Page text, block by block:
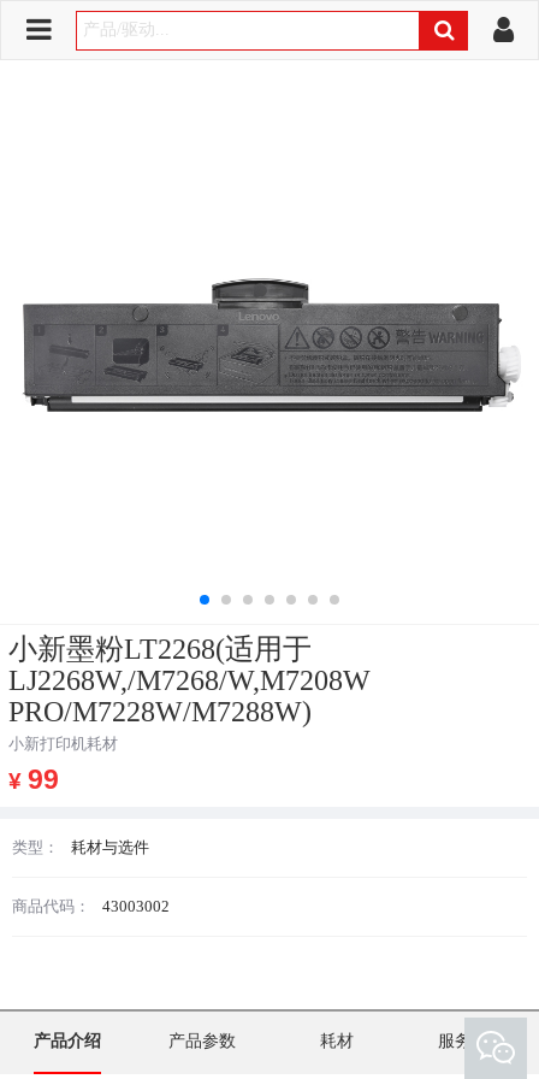
小新墨粉LT2268(适用于
LJ2268W,/M7268/W,M7208W
PRO/M7228W/M7288W)
小新打印机耗材
¥ 99
类型： 耗材与选件
商品代码： 43003002
产品介绍 产品参数 耗材 服务支持